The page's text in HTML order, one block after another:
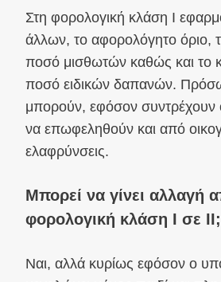
Στη φορολογική κλάση I
άλλων, το αφορολόγητο όριο,
ποσό μισθωτών καθώς και το
ποσό ειδικών δαπανών.
μπορούν, εφόσον συντρέχουν
να επωφεληθούν και από
ελαφρύνσεις.
Μπορεί να γίνει αλλαγή
φορολογική κλάση I σε II;
Ναι, αλλά κυρίως εφόσον ο